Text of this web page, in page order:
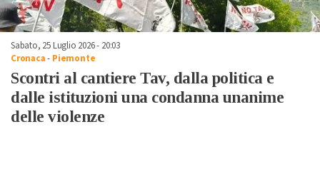
Sabato, 25 Luglio 2026 - 20:03
Cronaca- Piemonte
Scontri al cantiere Tav, dalla politica e
dalle istituzioni una condanna unanime
delle violenze